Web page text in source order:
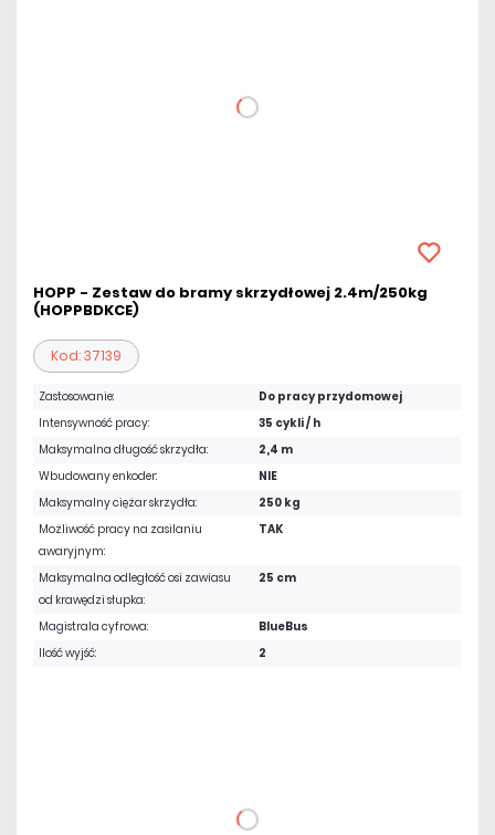
HOPP - Zestaw do bramy skrzydłowej 2.4m/250kg
(HOPPBDKCE)
Kod: 37139
Zastosowanie:
Do pracy przydomowej
Intensywność pracy:
35 cykli / h
Maksymalna długość skrzydła:
2,4 m
Wbudowany enkoder:
NIE
Maksymalny ciężar skrzydła:
250 kg
Możliwość pracy na zasilaniu
awaryjnym:
TAK
Maksymalna odległość osi zawiasu
od krawędzi słupka:
25 cm
Magistrala cyfrowa:
BlueBus
Ilość wyjść:
2
DO KOSZYKA